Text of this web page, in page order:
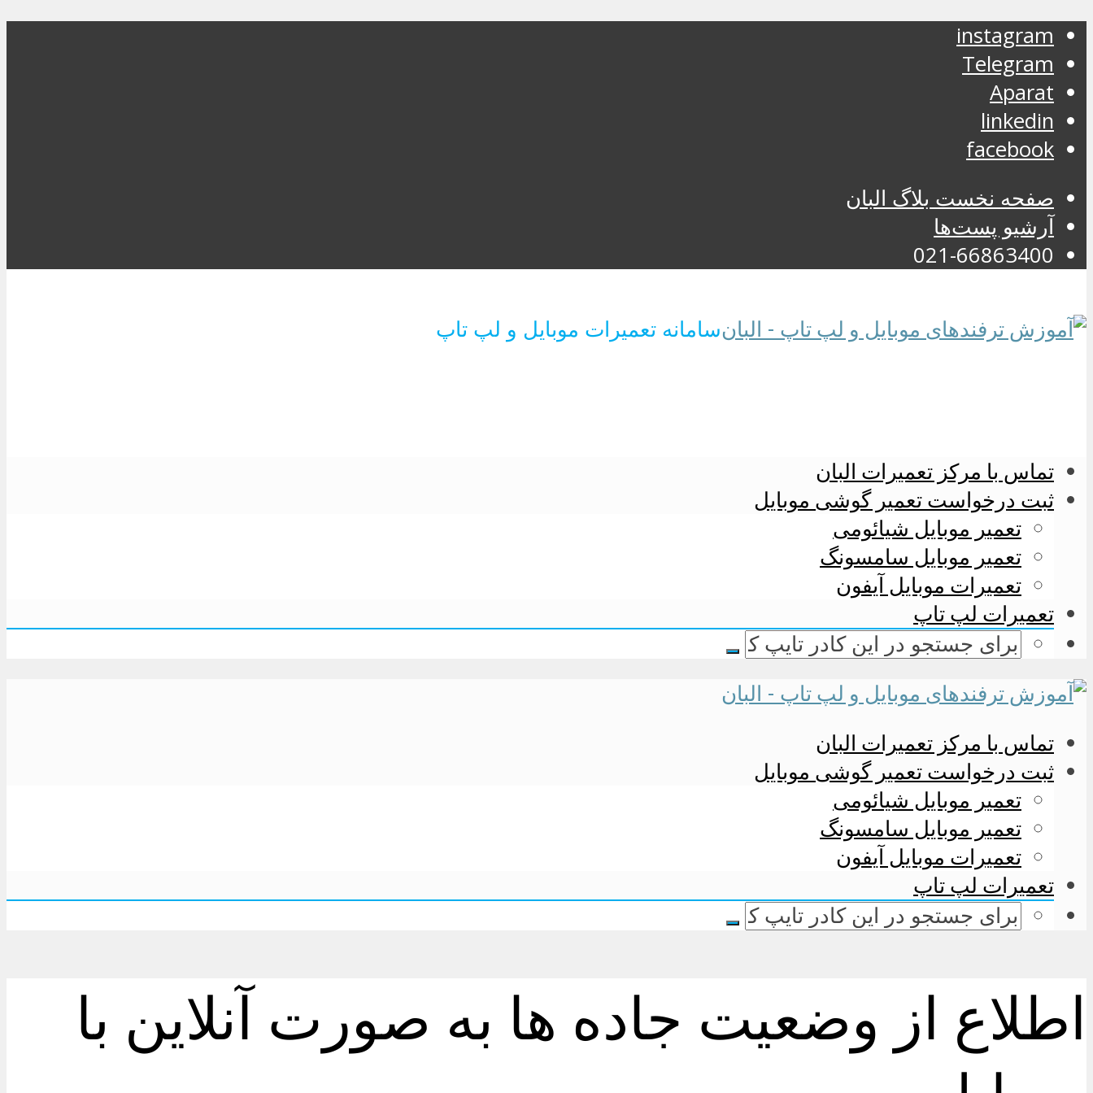
instagram
Telegram
Aparat
linkedin
facebook
صفحه نخست بلاگ البان
آرشیو پست‌ها
021-66863400
سامانه تعمیرات موبایل و لپ تاپ
تماس با مرکز تعمیرات البان
ثبت درخواست تعمیر گوشی موبایل
تعمیر موبایل شیائومی
تعمیر موبایل سامسونگ
تعمیرات موبایل آیفون
تعمیرات لپ تاپ
تماس با مرکز تعمیرات البان
ثبت درخواست تعمیر گوشی موبایل
تعمیر موبایل شیائومی
تعمیر موبایل سامسونگ
تعمیرات موبایل آیفون
تعمیرات لپ تاپ
اطلاع از وضعیت جاده ها به صورت آنلاین با